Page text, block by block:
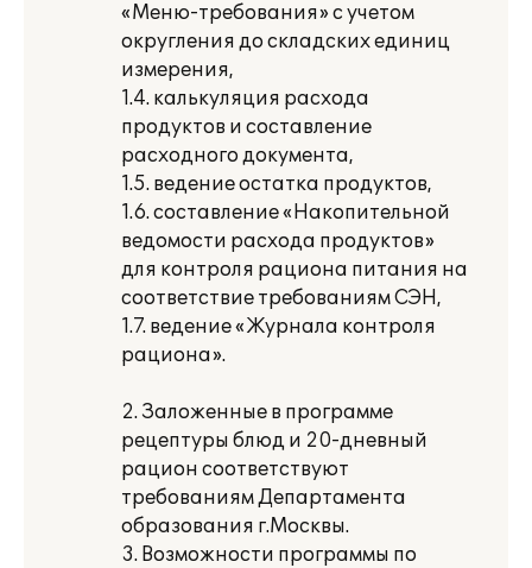
«Меню-требования» с учетом
округления до складских единиц
измерения,
1.4. калькуляция расхода
продуктов и составление
расходного документа,
1.5. ведение остатка продуктов,
1.6. составление «Накопительной
ведомости расхода продуктов»
для контроля рациона питания на
соответствие требованиям СЭН,
1.7. ведение «Журнала контроля
рациона».
2. Заложенные в программе
рецептуры блюд и 20-дневный
рацион соответствуют
требованиям Департамента
образования г.Москвы.
3. Возможности программы по